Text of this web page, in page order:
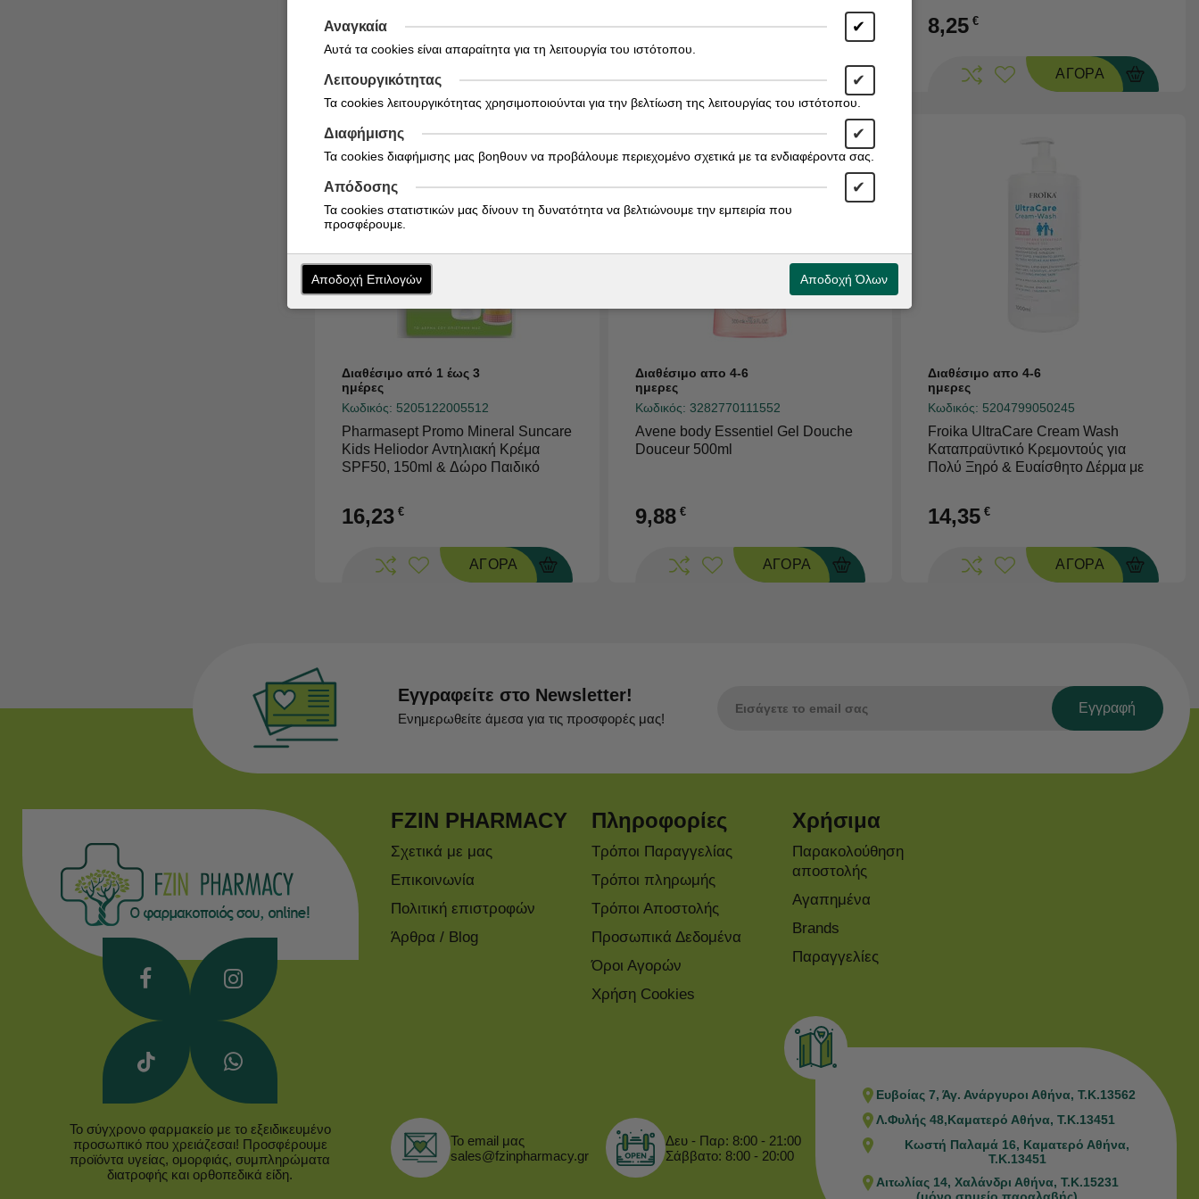
3,91 € 13,39 8,25 €
ΑΓΟΡΑ
Διαθέσιμο από 1 έως 3
ημέρες
Κωδικός: 5205122005512
Pharmasept Promo Mineral Suncare
Kids Heliodor Αντηλιακή Κρέμα
SPF50, 150ml & Δώρο Παιδικό
16,23 €
ΑΓΟΡΑ
Διαθέσιμο απο 4-6
ημερες
Κωδικός: 3282770111552
Avene body Essentiel Gel Douche
Douceur 500ml
9,88 €
ΑΓΟΡΑ
Διαθέσιμο απο 4-6
ημερες
Κωδικός: 5204799050245
Froika UltraCare Cream Wash
Καταπραϋντικό Κρεμοντούς για
Πολύ Ξηρό & Ευαίσθητο Δέρμα με
14,35 €
ΑΓΟΡΑ
Εγγραφείτε στο Newsletter!
Ενημερωθείτε άμεσα για τις προσφορές μας!
Εγγραφή
Το σύγχρονο φαρμακείο με το εξειδικευμένο
προσωπικό που χρειάζεσαι! Προσφέρουμε
προϊόντα υγείας, ομορφιάς, συμπληρώματα
διατροφής και ορθοπεδικά είδη.
FZIN PHARMACY
Σχετικά με μας
Επικοινωνία
Πολιτική επιστροφών
Άρθρα / Blog
Πληροφορίες
Τρόποι Παραγγελίας
Τρόποι πληρωμής
Τρόποι Αποστολής
Προσωπικά Δεδομένα
Όροι Αγορών
Χρήση Cookies
Χρήσιμα
Παρακολούθηση
αποστολής
Αγαπημένα
Brands
Παραγγελίες
Το email μας
sales@fzinpharmacy.gr
Δευ - Παρ: 8:00 - 21:00
Σάββατο: 8:00 - 20:00
Ευβοίας 7, Άγ. Ανάργυροι Αθήνα, Τ.Κ.13562
Λ.Φυλής 48,Καματερό Αθήνα, Τ.Κ.13451
Κωστή Παλαμά 16, Καματερό Αθήνα,
Τ.Κ.13451
Αιτωλίας 14, Χαλάνδρι Αθήνα, Τ.Κ.15231
Αναγκαία ✔
Αυτά τα cookies είναι απαραίτητα για τη λειτουργία του ιστότοπου.
Λειτουργικότητας ✔
Τα cookies λειτουργικότητας χρησιμοποιούνται για την βελτίωση της λειτουργίας του ιστότοπου.
Διαφήμισης ✔
Τα cookies διαφήμισης μας βοηθουν να προβάλουμε περιεχομένο σχετικά με τα ενδιαφέροντα σας.
Απόδοσης ✔
Τα cookies στατιστικών μας δίνουν τη δυνατότητα να βελτιώνουμε την εμπειρία που
προσφέρουμε.
Αποδοχή Επιλογών Αποδοχή Όλων